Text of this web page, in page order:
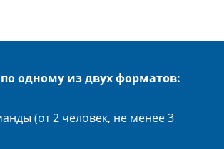
одному из двух форматов:
(от 2 человек, не менее 3